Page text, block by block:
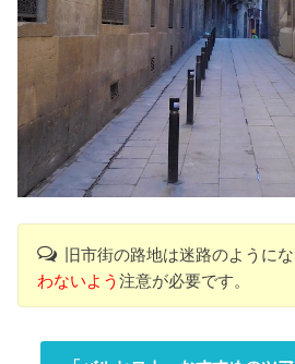
旧市街の路地は迷路のように
わないよう注意が必要です。